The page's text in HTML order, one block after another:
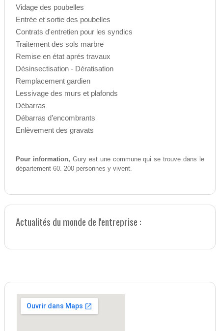
Vidage des poubelles
Entrée et sortie des poubelles
Contrats d'entretien pour les syndics
Traitement des sols marbre
Remise en état aprés travaux
Désinsectisation - Dératisation
Remplacement gardien
Lessivage des murs et plafonds
Débarras
Débarras d’encombrants
Enlèvement des gravats
Pour information, Gury est une commune qui se trouve dans le
département 60. 200 personnes y vivent.
Actualités du monde de l'entreprise :